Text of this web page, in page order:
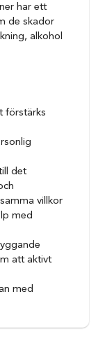
har ett
de skador
alkohol
förstärks
det
villkor
med
att aktivt
med